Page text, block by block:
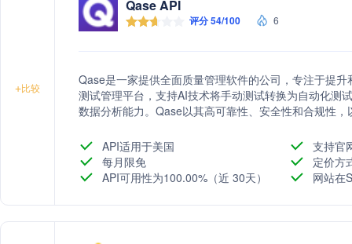
+比较
Qase API
评分 54/100 6
Qase是一家提供全面质量管理软件的公司，专注于提
测试管理平台，支持AI技术将手动测试转换为自动化测
数据分析能力。Qase以其高可靠性、安全性和合规性
API适用于美国
支持官
每月限免
定价方
API可用性为100.00%（近 30天）
网站在